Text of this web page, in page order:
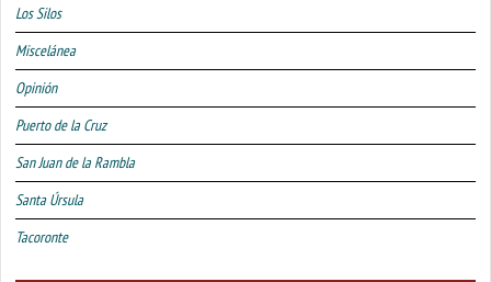
Los Silos
Miscelánea
Opinión
Puerto de la Cruz
San Juan de la Rambla
Santa Úrsula
Tacoronte